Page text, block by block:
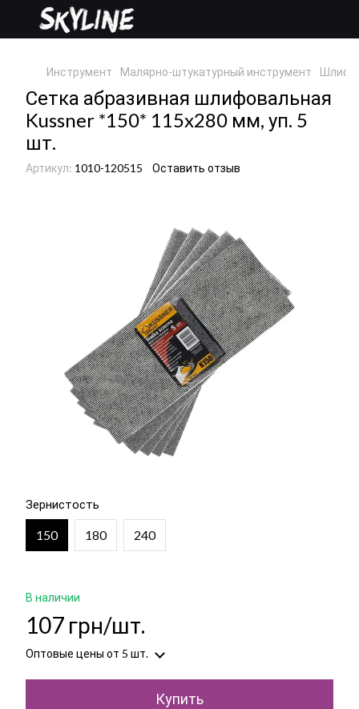
Инструмент Малярно-штукатурный инструмент
Сетка абразивная шлифовальная
Kussner *150* 115x280 мм, уп. 5
шт.
Артикул: 1010-120515 Оставить отзыв
Зернистость
150 180 240
В наличии
107 грн/шт.
Оптовые цены от 5 шт.
Купить